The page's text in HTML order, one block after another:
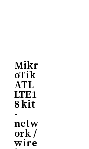
Mikr
oTik
ATL
LTE1
8 kit
-
netw
ork /
wire